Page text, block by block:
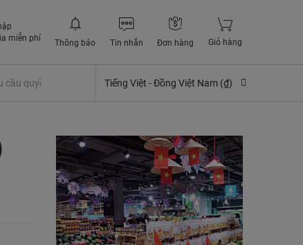
miễn phí
Thông báo Tin nhắn Đơn hàng Giỏ hàng
cầu quyền lợi bảo hiểm Tiếng Việt -Đồng Việt Nam (₫)